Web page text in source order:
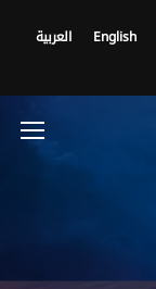
English
العربية